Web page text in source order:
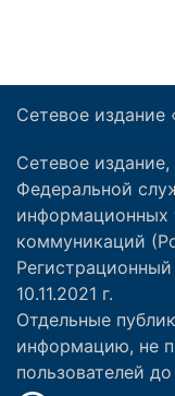
Сетевое издание
Сетевое издание,
Федеральной
информационных
коммуникаций
10.11.2021 г.
Отдельные
информацию, не
пользователей до